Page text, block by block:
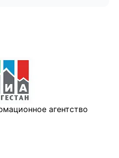
агентство